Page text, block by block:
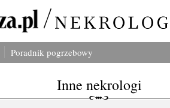
Poradnik pogrzebowy
Inne nekrologi